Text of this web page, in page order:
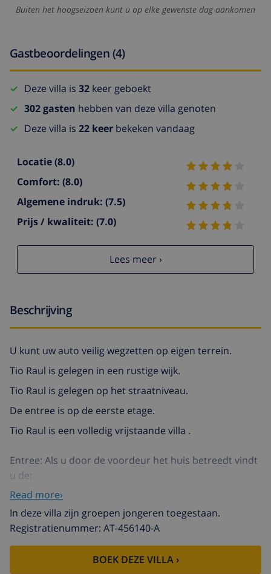
Buiten het hoogseizoen kunt u op elke gewenste dag aankomen
Gastbeoordelingen (4)
Deze villa is 32 keer geboekt
302 gasten hebben van deze villa genoten
Deze villa is 22 keer bekeken vandaag
Locatie(8.0)
Comfort: (8.0)
Algemene indruk: (7.5)
Prijs / kwaliteit: (7.0)
Lees meer ›
Beschrijving
U kunt uw auto veilig wegzetten op eigen terrein.
Tio Raul is gelegen in een rustige wijk.
Tio Raul is gelegen op het straatniveau.
De entree is op de eerste etage.
Tio Raul is een volledig vrijstaande villa .
Entree: Als u door de voordeur het huis betreedt vindt
u de:
woonkamer
open keuken
eetkamer
1 badkamer(s)
Read more›
In deze villa zijn groepen jongeren toegestaan.
Registratienummer: AT-456140-A
BOEK DEZE VILLA ›